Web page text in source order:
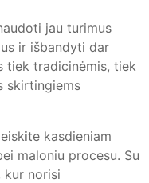
jau turimus
ir išbandyti dar
tiek tradicinėmis, tiek
skirtingiems
kasdieniam
maloniu procesu. Su
kur norisi